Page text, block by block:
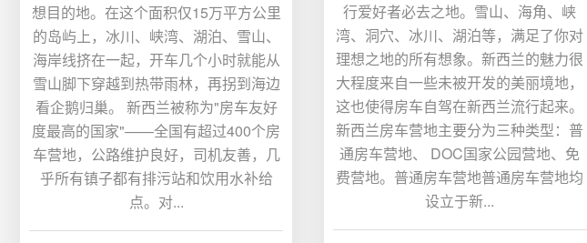
想目的地。在这个面积仅15万平方公里
的岛屿上，冰川、峡湾、湖泊、雪山、
海岸线挤在一起，开车几个小时就能从
雪山脚下穿越到热带雨林，再拐到海边
看企鹅归巢。 新西兰被称为"房车友好
度最高的国家"——全国有超过400个房
车营地，公路维护良好，司机友善，几
乎所有镇子都有排污站和饮用水补给
点。对...
行爱好者必去之地。雪山、海角、峡
湾、洞穴、冰川、湖泊等，满足了你对
理想之地的所有想象。新西兰的魅力很
大程度来自一些未被开发的美丽境地，
这也使得房车自驾在新西兰流行起来。
新西兰房车营地主要分为三种类型：普
通房车营地、 DOC国家公园营地、免
费营地。普通房车营地普通房车营地均
设立于新...